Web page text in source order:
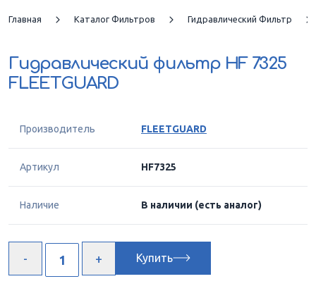
Главная Каталог Фильтров Гидравлический Фильтр
Гидравлический фильтр HF 7325
FLEETGUARD
Производитель FLEETGUARD
Артикул HF7325
Наличие В наличии (есть аналог)
Купить